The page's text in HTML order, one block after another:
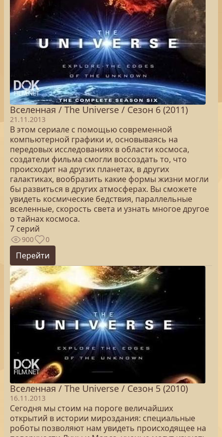
Вселенная / The Universe / Сезон 6 (2011)
21.11.2013
В этом сериале с помощью современной
компьютерной графики и, основываясь на
передовых исследованиях в области космоса,
создатели фильма смогли воссоздать то, что
происходит на других планетах, в других
галактиках, вообразить какие формы жизни могли
бы развиться в других атмосферах. Вы сможете
увидеть космические бедствия, параллельные
вселенные, скорость света и узнать многое другое
о тайнах космоса.
7 серий
900 0
Перейти
Вселенная / The Universe / Сезон 5 (2010)
16.11.2013
Сегодня мы стоим на пороге величайших
открытий в истории мироздания: специальные
роботы позволяют нам увидеть происходящее на